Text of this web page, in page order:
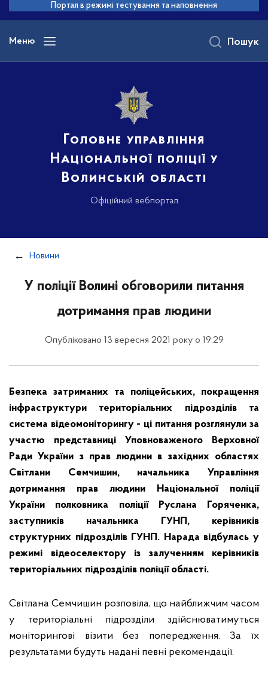
основного
вмісту
Портал в режимі тестування та наповнення
Меню
Головне управління
Національної поліції у
Волинській області
Офіційний вебпортал
Пошук
Новини
У поліції Волині обговорили питання
дотримання прав людини
Опубліковано 13 вересня 2021 року о 19:29
Безпека затриманих та поліцейських, покращення
інфраструктури територіальних підрозділів та
система відеомоніторингу - ці питання розглянули за
участю представниці Уповноваженого Верховної
Ради України з прав людини в західних областях
Світлани Семчишин, начальника Управління
дотримання прав людини Національної поліції
України полковника поліції Руслана Горяченка,
заступників начальника ГУНП, керівників
структурних підрозділів ГУНП. Нарада відбулась у
режимі відеоселектору із залученням керівників
територіальних підрозділів поліції області.
Світлана Семчишин розповіла, що найближчим часом
у територіальні підрозділи здійснюватимуться
моніторингові візити без попередження. За їх
результатами будуть надані певні рекомендації.